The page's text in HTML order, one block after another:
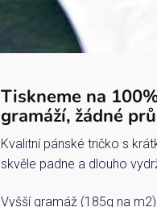
Tiskneme na
gramáží, žádné
Kvalitní pánské tričko s
skvěle padne a dlouho
Vyšší gramáž (185g na